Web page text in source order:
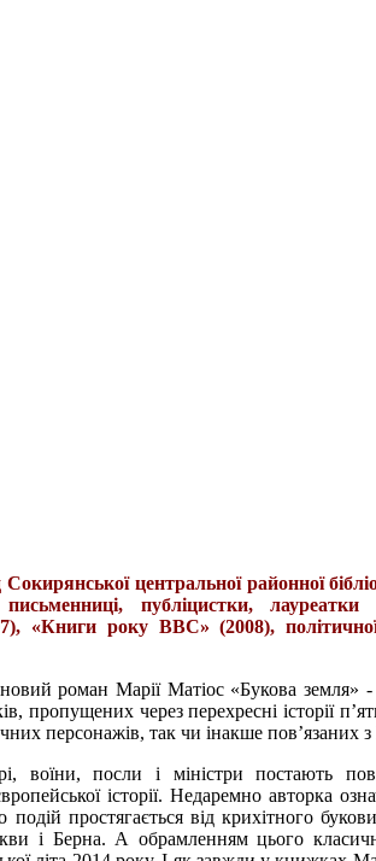
центральної районної
письменниці, публіцистки,
«Книги року ВВС» (2008),
роман Марії Матіос «Букова земля»
пропущених через перехресні історії
персонажів, так чи інакше пов’язаних
воїни, посли і міністри постають
історії. Недаремно авторка
подій простягається від крихітного
і Берна. А обрамленням цього